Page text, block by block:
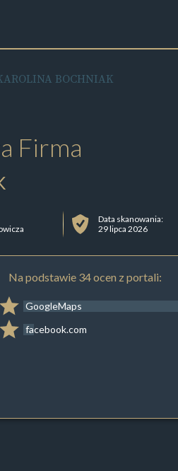
BOCHNIAK
Firma
Data skanowania:
29 lipca 2026
Na podstawie 34 ocen z portali:
GoogleMaps
facebook.com